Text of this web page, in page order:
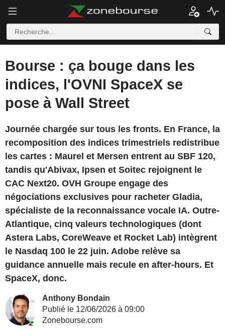
Bourse : ça bouge dans les
indices, l'OVNI SpaceX se
pose à Wall Street
Journée chargée sur tous les fronts. En France, la
recomposition des indices trimestriels redistribue
les cartes : Maurel et Mersen entrent au SBF 120,
tandis qu'Abivax, Ipsen et Soitec rejoignent le
CAC Next20. OVH Groupe engage des
négociations exclusives pour racheter Gladia,
spécialiste de la reconnaissance vocale IA. Outre-
Atlantique, cinq valeurs technologiques (dont
Astera Labs, CoreWeave et Rocket Lab) intègrent
le Nasdaq 100 le 22 juin. Adobe relève sa
guidance annuelle mais recule en after-hours. Et
SpaceX, donc.
Anthony Bondain
Publié le 12/06/2026 à 09:00
Zonebourse.com